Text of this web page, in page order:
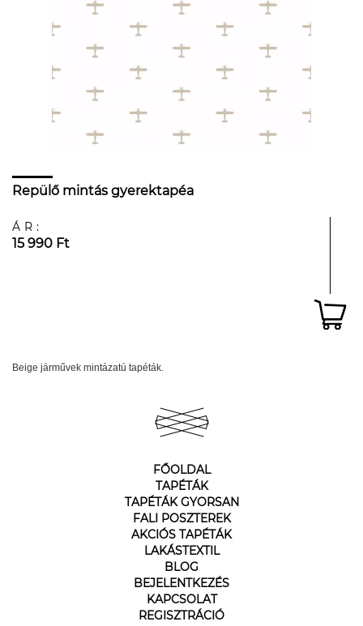
Repülő mintás gyerektapéa
ÁR:
15 990 Ft
Beige járművek mintázatú tapéták.
FŐOLDAL
TAPÉTÁK
TAPÉTÁK GYORSAN
FALI POSZTEREK
AKCIÓS TAPÉTÁK
LAKÁSTEXTIL
BLOG
BEJELENTKEZÉS
KAPCSOLAT
REGISZTRÁCIÓ